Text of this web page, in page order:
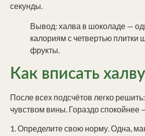
секунды.
Вывод: халва в шоколаде —
калориям с четвертью плитки
фрукты.
Как вписать
После всех подсчётов легко
чувством вины. Гораздо спокойнее
1. Определите свою норму. Одна,